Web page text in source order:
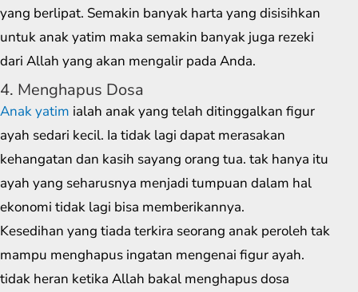
yang berlipat. Semakin banyak harta yang disisihkan
untuk anak yatim maka semakin banyak juga rezeki
dari Allah yang akan mengalir pada Anda.
4. Menghapus Dosa
Anak yatim ialah anak yang telah ditinggalkan figur
ayah sedari kecil. Ia tidak lagi dapat merasakan
kehangatan dan kasih sayang orang tua. tak hanya itu
ayah yang seharusnya menjadi tumpuan dalam hal
ekonomi tidak lagi bisa memberikannya.
Kesedihan yang tiada terkira seorang anak peroleh tak
mampu menghapus ingatan mengenai figur ayah.
tidak heran ketika Allah bakal menghapus dosa